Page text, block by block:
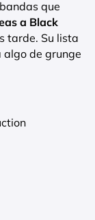
que
a Black
tarde. Su lista
de grunge